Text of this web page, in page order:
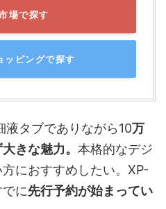
場で探す
ピングで探す
タブでありながら10万
きな魅力。 本格的なデジ
におすすめしたい。XP-
に先行予約が始まってい